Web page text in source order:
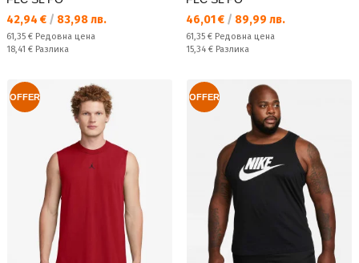
Текуща цена:
42,94 € / 83,98 лв.
Редовна цена:
61,35 € Редовна цена
Спестявате:
18,41 € Разлика
Текуща цена:
46,01 € / 89,99 лв.
Редовна цена:
61,35 € Редовна цена
Спестявате:
15,34 € Разлика
OFFER OFFER